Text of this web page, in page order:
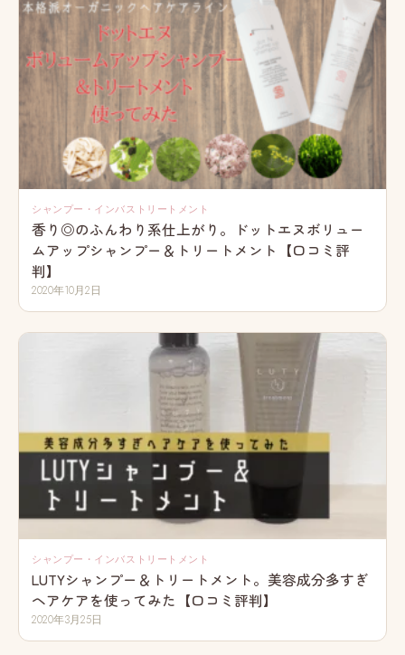
シャンプー・インバストリートメント
香り◎のふんわり系仕上がり。ドットエヌボリュー
ムアップシャンプー＆トリートメント【口コミ評
判】
2020年10月2日
シャンプー・インバストリートメント
LUTYシャンプー＆トリートメント。美容成分多すぎ
ヘアケアを使ってみた【口コミ評判】
2020年3月25日